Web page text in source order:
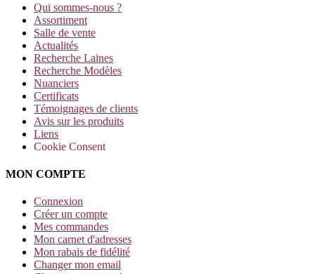
Qui sommes-nous ?
Assortiment
Salle de vente
Actualités
Recherche Laines
Recherche Modèles
Nuanciers
Certificats
Témoignages de clients
Avis sur les produits
Liens
Cookie Consent
MON COMPTE
Connexion
Créer un compte
Mes commandes
Mon carnet d'adresses
Mon rabais de fidélité
Changer mon email